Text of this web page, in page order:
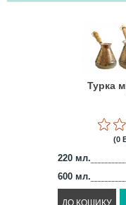
Турка
(0
220 мл.
600 мл.